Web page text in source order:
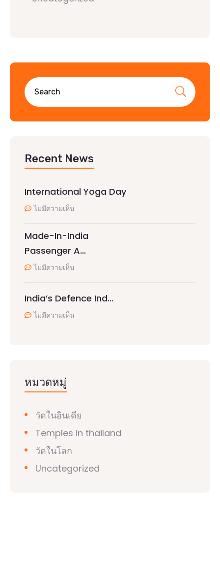
Recent News
International Yoga Day
ไม่มีความเห็น
Made-In-India
Passenger A…
ไม่มีความเห็น
India’s Defence Ind…
ไม่มีความเห็น
หมวดหมู่
วัดในอินเดีย
Temples in thailand
วัดในโลก
Uncategorized